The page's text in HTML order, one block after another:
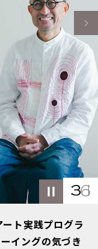
ト実践プログラ
イングの気づき